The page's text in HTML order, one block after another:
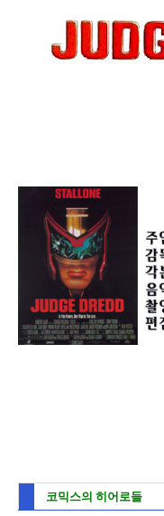
코믹스의 히어로들